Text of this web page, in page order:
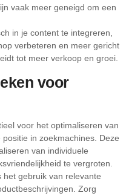
vaak meer geneigd om een
in je content te integreren,
verbeteren en meer gericht
tot meer verkoop en groei.
voor
voor het optimaliseren van
in zoekmachines. Deze
van individuele
te vergroten.
het gebruik van relevante
Zorg